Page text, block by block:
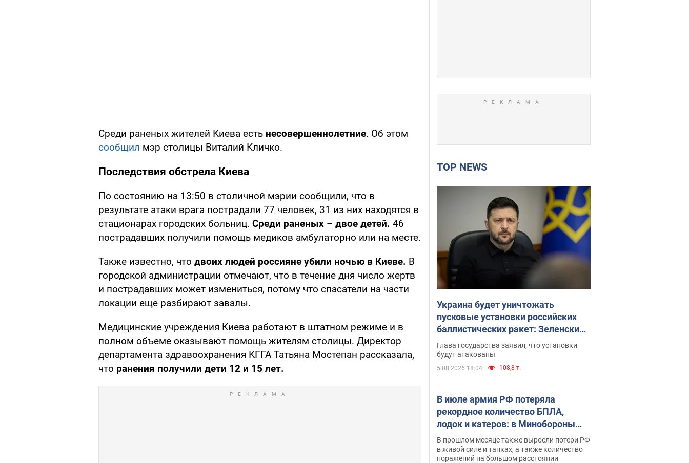
Среди раненых жителей Киева есть несовершеннолетние. Об этом
сообщил мэр столицы Виталий Кличко.
Последствия обстрела Киева
По состоянию на 13:50 в столичной мэрии сообщили, что в
результате атаки врага пострадали 77 человек, 31 из них находятся в
стационарах городских больниц. Среди раненых – двое детей. 46
пострадавших получили помощь медиков амбулаторно или на месте.
Также известно, что двоих людей россияне убили ночью в Киеве. В
городской администрации отмечают, что в течение дня число жертв
и пострадавших может измениться, потому что спасатели на части
локации еще разбирают завалы.
Медицинские учреждения Киева работают в штатном режиме и в
полном объеме оказывают помощь жителям столицы. Директор
департамента здравоохранения КГГА Татьяна Мостепан рассказала,
что ранения получили дети 12 и 15 лет.
TOP NEWS
Украина будет уничтожать
пусковые установки российских
баллистических ракет: Зеленский
провел заседание СНБО
Глава государства заявил, что установки
будут атакованы
5.08.2026 18:04 108,8 т.
В июле армия РФ потеряла
рекордное количество БПЛА,
лодок и катеров: в Минобороны
обнародовали статистику
В прошлом месяце также выросли потери РФ
в живой силе и танках, а также количество
поражений на большом расстоянии